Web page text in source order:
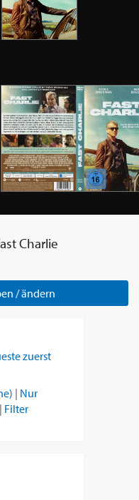
Charlie
/ ändern
zuerst
| Nur
| Filter